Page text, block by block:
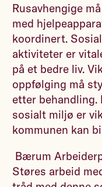
Rusavhengige
med
koordinert.
aktiviteter er
på et bedre liv.
oppfølging må
etter
sosialt miljø er
kommunen kan
Bærum
Støres arbeid